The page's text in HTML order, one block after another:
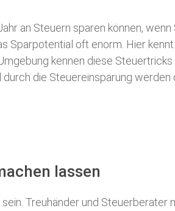
an Steuern sparen können, wenn
Sparpotential oft enorm. Hier
kennen diese
die Steuereinsparung
lassen
Treuhänder und